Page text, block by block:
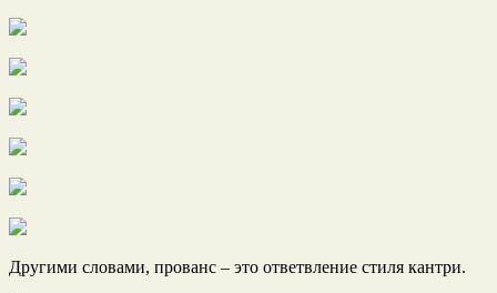
Другими словами, прованс – это ответвление стиля кантри.